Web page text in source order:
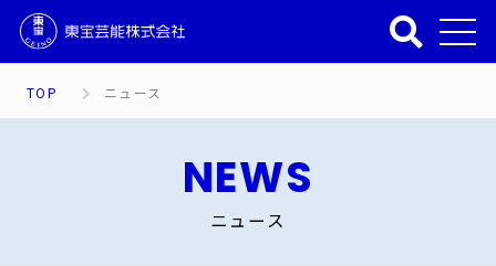
TOP ニュース
NEWS
ニュース